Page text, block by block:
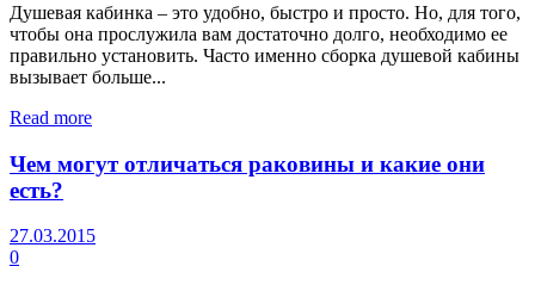
Душевая кабинка – это удобно, быстро и просто. Но, для того,
чтобы она прослужила вам достаточно долго, необходимо ее
правильно установить. Часто именно сборка душевой кабины
вызывает больше...
Read more
Чем могут отличаться раковины и какие они
есть?
27.03.2015
0